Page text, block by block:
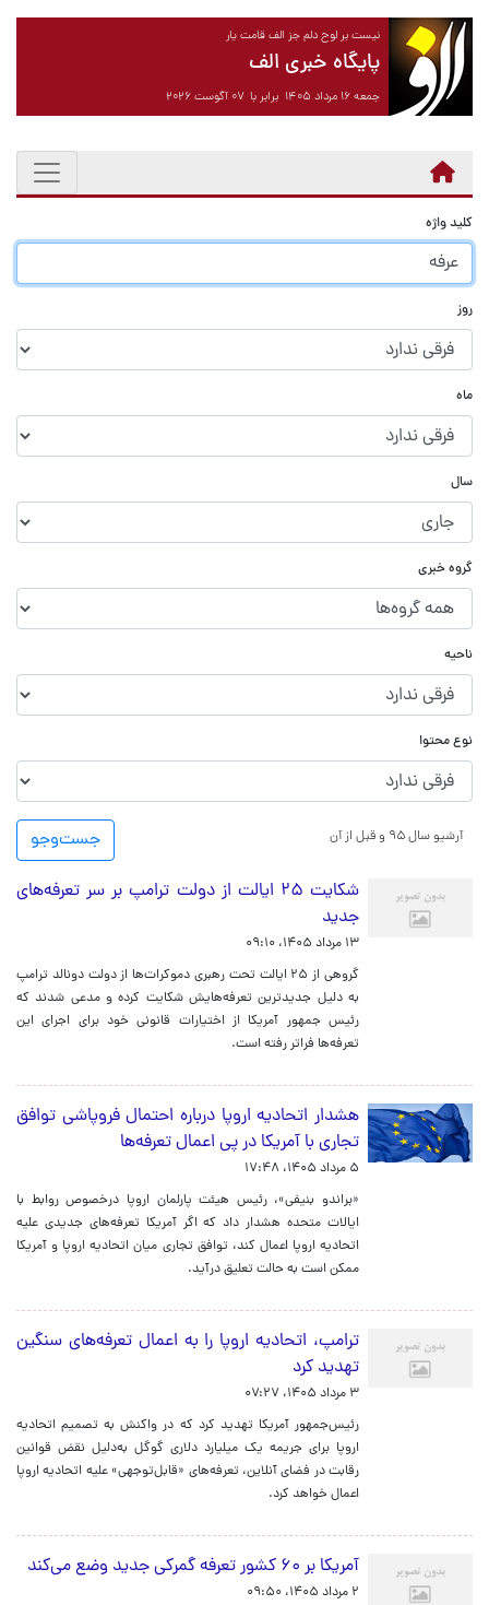
نیست بر لوح دلم جز الف قامت یار
پایگاه خبری الف
جمعه ۱۶ مرداد ۱۴۰۵ برابر با ۰۷ آگوست ۲۰۲۶
کلید واژه
روز
ماه
سال
گروه خبری
ناحیه
نوع محتوا
جست‌و‌جو آرشیو سال ۹۵ و قبل از آن
شکایت ۲۵ ایالت از دولت ترامپ بر سر تعرفه‌های
جدید
۱۳ مرداد ۱۴۰۵، ۰۹:۱۰
گروهی از ۲۵ ایالت تحت رهبری دموکرات‌ها از دولت دونالد ترامپ
به دلیل جدیدترین تعرفه‌هایش شکایت کرده‌ و مدعی شدند که
رئیس جمهور آمریکا از اختیارات قانونی خود برای اجرای این
تعرفه‌ها فراتر رفته است.
هشدار اتحادیه اروپا درباره احتمال فروپاشی توافق
تجاری با آمریکا در پی اعمال تعرفه‌ها
۵ مرداد ۱۴۰۵، ۱۷:۴۸
«براندو بنیفی»، رئیس هیئت پارلمان اروپا درخصوص روابط با
ایالات متحده هشدار داد که اگر آمریکا تعرفه‌های جدیدی علیه
اتحادیه اروپا اعمال کند، توافق تجاری میان اتحادیه اروپا و آمریکا
ممکن است به حالت تعلیق درآید.
ترامپ، اتحادیه اروپا را به اعمال تعرفه‌های سنگین
تهدید کرد
۳ مرداد ۱۴۰۵، ۰۷:۲۷
رئیس‌جمهور آمریکا تهدید کرد که در واکنش به تصمیم اتحادیه
اروپا برای جریمه یک میلیارد دلاری گوگل به‌دلیل نقض قوانین
رقابت در فضای آنلاین، تعرفه‌های «قابل‌توجهی» علیه اتحادیه اروپا
اعمال خواهد کرد.
آمریکا بر ۶۰ کشور تعرفه گمرکی جدید وضع می‌کند
۲ مرداد ۱۴۰۵، ۰۹:۵۰